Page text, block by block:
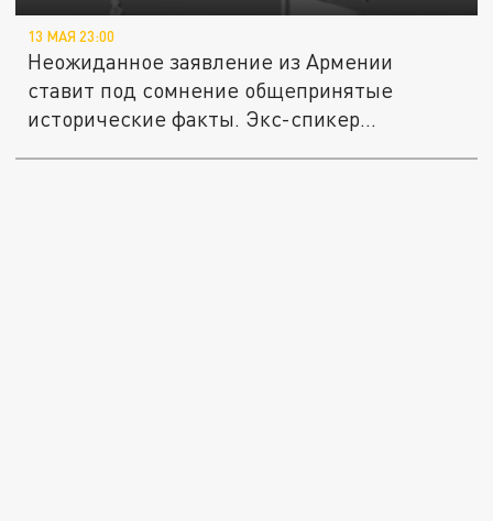
13 МАЯ 23:00
Неожиданное заявление из Армении
ставит под сомнение общепринятые
исторические факты. Экс-спикер